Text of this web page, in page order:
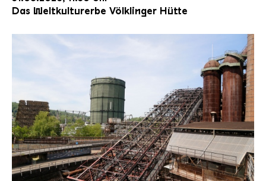
Das Weltkulturerbe Völklinger Hütte